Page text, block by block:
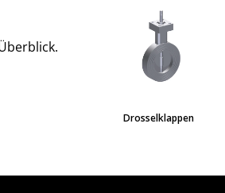
Drosselklappen